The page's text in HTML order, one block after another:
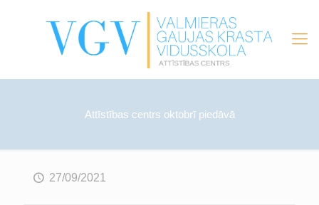
Attīstības centrs oktobrī piedāvā
27/09/2021